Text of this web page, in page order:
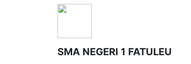
SMA NEGERI 1 FATULEU